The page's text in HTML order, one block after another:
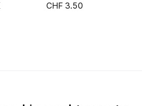
3.50